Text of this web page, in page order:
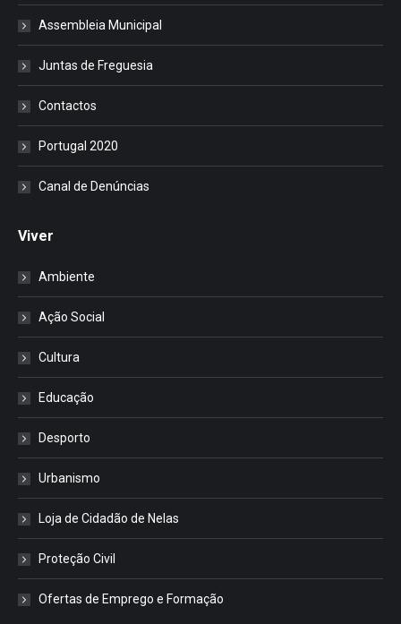
Assembleia Municipal
Juntas de Freguesia
Contactos
Portugal 2020
Canal de Denúncias
Viver
Ambiente
Ação Social
Cultura
Educação
Desporto
Urbanismo
Loja de Cidadão de Nelas
Proteção Civil
Ofertas de Emprego e Formação